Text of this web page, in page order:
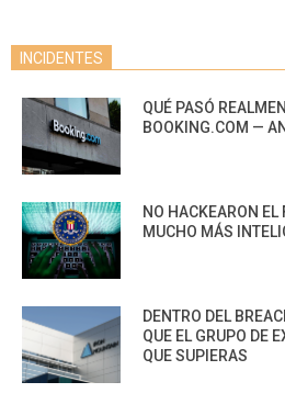
INCIDENTES
QUÉ PASÓ
BOOKING.COM —
NO HACKEARON
MUCHO MÁS
DENTRO DEL
QUE EL GRUPO DE
QUE SUPIERAS